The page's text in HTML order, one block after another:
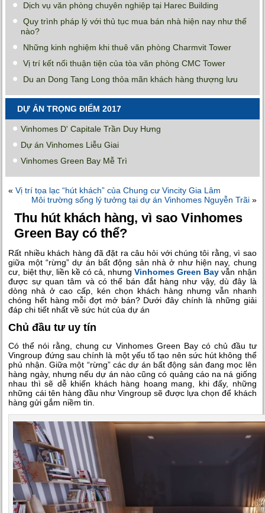
Dịch vụ văn phòng chuyên nghiệp tại Harec Building
Quy trình pháp lý với thủ tục mua bán nhà hiện nay như thế
nào?
Những kinh nghiệm khi thuê văn phòng Charmvit Tower
Vị trí kết nối thuận tiện của tòa văn phòng CMC Tower
Du an Dong Tang Long thỏa mãn khách hàng thượng lưu
DỰ ÁN TRỌNG ĐIỂM 2017
Vinhomes D' Capitale Trần Duy Hưng
Dự án Vinhomes Liễu Giai
Vinhomes Green Bay Mễ Trì
«Vị trí tọa lạc “hút khách” của Chung cư Vincity Gia Lâm
Môi trường sống lý tưởng tại dự án Vinhomes Nguyễn Trãi»
Thu hút khách hàng, vì sao Vinhomes
Green Bay có thể?
Rất nhiều khách hàng đã đặt ra câu hỏi với chúng tôi rằng, vì sao
giữa một “rừng” dự án bất động sản nhà ở như hiện nay, chung
cư, biệt thự, liền kề có cả, nhưngVinhomes Green Bay vẫn nhận
được sự quan tâm và có thể bán đắt hàng như vậy, dù đây là
dòng nhà ở cao cấp, kén chọn khách hàng nhưng vẫn nhanh
chóng hết hàng mỗi đợt mở bán? Dưới đây chính là những giải
đáp chi tiết nhất về sức hút của dự án
Chủ đầu tư uy tín
Có thể nói rằng, chung cư Vinhomes Green Bay có chủ đầu tư
Vingroup đứng sau chính là một yếu tố tạo nên sức hút không thể
phủ nhận. Giữa một “rừng” các dự án bất động sản đang mọc lên
hàng ngày, nhưng nếu dự án nào cũng có quảng cáo na ná giống
nhau thì sẽ dễ khiến khách hàng hoang mang, khi đấy, những
những cái tên hàng đầu như Vingroup sẽ được lựa chọn để khách
hàng gửi gắm niềm tin.